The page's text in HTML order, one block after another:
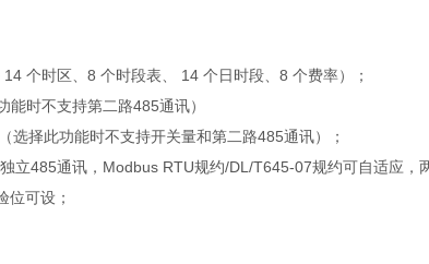
个时区、8 个时段表、 14 个日时段、8 个费率）；
时不支持第二路485通讯）
择此功能时不支持开关量和第二路485通讯）；
立485通讯，Modbus RTU规约/DL/T645-07规约可自适应，
可设；